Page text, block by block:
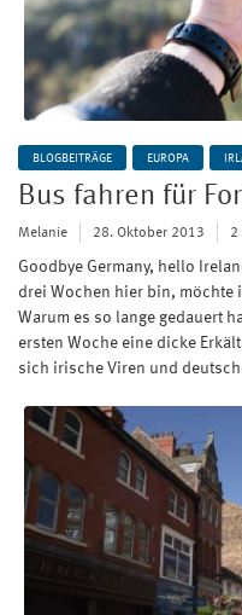
BLOGBEITRÄGE EUROPA
Bus fahren für
Melanie 28. Oktober 2013 2
Goodbye Germany, hello
drei Wochen hier bin, möchte
Warum es so lange gedauert
ersten Woche eine dicke
sich irische Viren und